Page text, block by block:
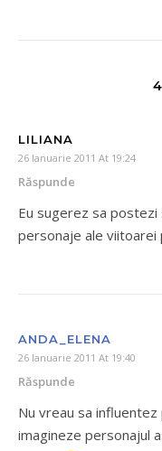
LILIANA
26 Ianuarie 2011 At 19:24
Răspunde
Eu sugerez sa
personaje ale viitoarei
ANDA_ELENA
26 Ianuarie 2011 At 19:40
Răspunde
Nu vreau sa
imagineze personajul